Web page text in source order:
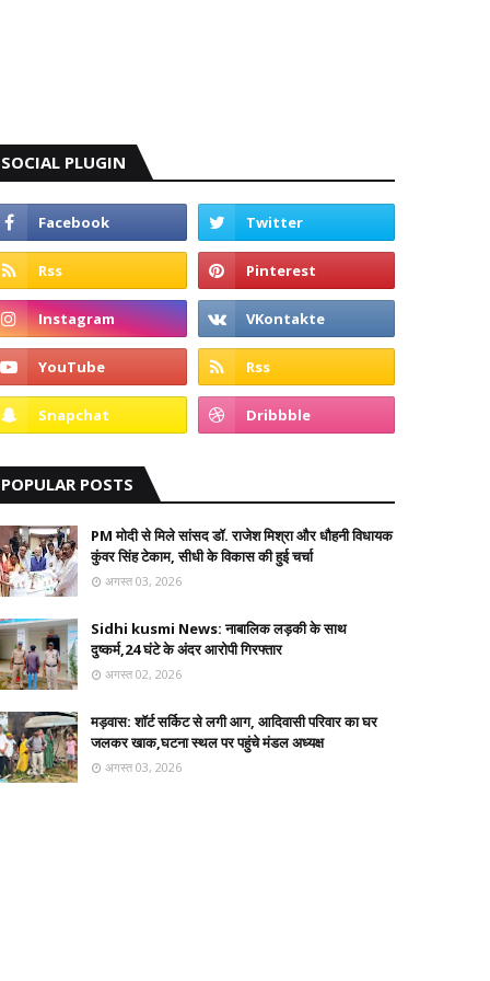
SOCIAL PLUGIN
POPULAR POSTS
PM मोदी से मिले सांसद डॉ. राजेश मिश्रा और धौहनी विधायक
कुंवर सिंह टेकाम, सीधी के विकास की हुई चर्चा
अगस्त 03, 2026
Sidhi kusmi News: नाबालिक लड़की के साथ
दुष्कर्म,24 घंटे के अंदर आरोपी गिरफ्तार
अगस्त 02, 2026
मड़वास: शॉर्ट सर्किट से लगी आग, आदिवासी परिवार का घर
जलकर खाक,घटना स्थल पर पहुंचे मंडल अध्यक्ष
अगस्त 03, 2026